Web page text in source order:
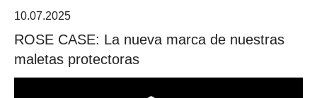
10.07.2025
ROSE CASE: La nueva marca de nuestras
maletas protectoras